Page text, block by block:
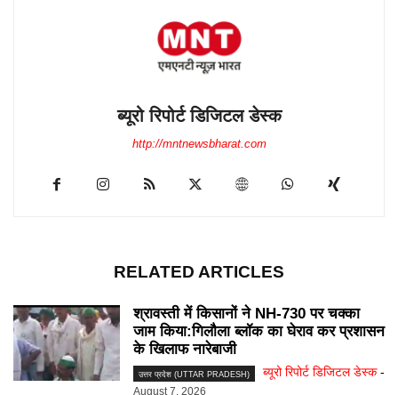
ब्यूरो रिपोर्ट डिजिटल डेस्क
http://mntnewsbharat.com
RELATED ARTICLES
श्रावस्ती में किसानों ने NH-730 पर चक्का
जाम किया:गिलौला ब्लॉक का घेराव कर प्रशासन
के खिलाफ नारेबाजी
उत्तर प्रदेश (UTTAR PRADESH) ब्यूरो रिपोर्ट डिजिटल डेस्क -
August 7, 2026